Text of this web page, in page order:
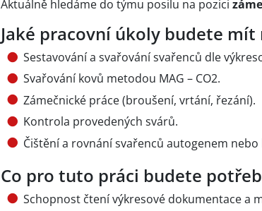
Aktuálně hledáme do týmu posilu na pozici
Jaké pracovní úkoly budete
Sestavování a svařování svařenců dle
Svařování kovů metodou MAG – CO2.
Zámečnické práce (broušení, vrtání, řezání).
Kontrola provedených svárů.
Čištění a rovnání svařenců autogenem nebo
Co pro tuto práci budete
Schopnost čtení výkresové dokumentace a